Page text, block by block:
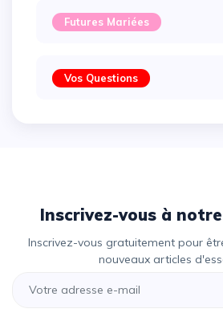
Futures Mariées
Vos Questions
Inscrivez-vous à
Inscrivez-vous gratuitement pour être tenus informés des
nouveaux articles